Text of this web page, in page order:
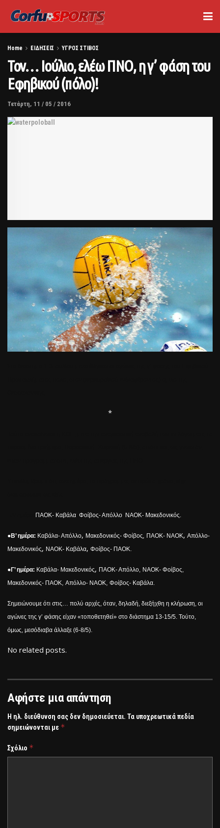
Home ΕΙΔΗΣΕΙΣ ΥΓΡΟΣ ΣΤΙΒΟΣ
Τον… Ιούλιο, ελέω ΠΝΟ, η γ’ φάση του
Εφηβικού (πόλο)!
Τετάρτη, 11 / 05 / 2016
*
ΠΑΟΚ- Καβάλα Φοίβος- Απόλλο ΝΑΟΚ- Μακεδονικός.
●Β’ ημέρα: Καβάλα- Απόλλο, Μακεδονικός- Φοίβος, ΠΑΟΚ- ΝΑΟΚ, Απόλλο-
Μακεδονικός, ΝΑΟΚ- Καβάλα, Φοίβος- ΠΑΟΚ.
●Γ’ ημέρα: Καβάλα- Μακεδονικός, ΠΑΟΚ- Απόλλο, ΝΑΟΚ- Φοίβος,
Μακεδονικός- ΠΑΟΚ, Απόλλο- ΝΑΟΚ, Φοίβος- Καβάλα.
Σημειώνουμε ότι στις… πολύ αρχές, όταν, δηλαδή, διεξήχθη η κλήρωση, οι
αγώνες της γ’ φάσης είχαν «τοποθετηθεί» στο διάστημα 13-15/5. Τούτο,
όμως, μεσόδιαβα άλλαξε (6-8/5).
No related posts.
Αφήστε μια απάντηση
Η ηλ. διεύθυνση σας δεν δημοσιεύεται. Τα υποχρεωτικά πεδία
σημειώνονται με *
Σχόλιο *